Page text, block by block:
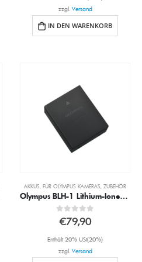
zzgl.Versand
IN DEN WARENKORB
AKKUS FÜR OLYMPUS KAMERAS ZUBEHÖR
Olympus BLH-1 Lithium-Ionen-Akku
out of 5
€79,90
Enthält 20% USt(20%)
zzgl.Versand